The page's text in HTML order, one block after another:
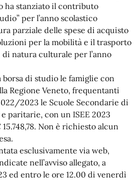
ha stanziato il contributo
per l’anno scolastico
parziale delle spese di acquisto
per la mobilità e il trasporto
natura culturale per l’anno
borsa di studio le famiglie con
Regione Veneto, frequentanti
2023 le Scuole Secondarie di
paritarie, con un ISEE 2023
Non è richiesto alcun
esclusivamente via web,
nell’avviso allegato, a
ed entro le ore 12.00 di venerdì